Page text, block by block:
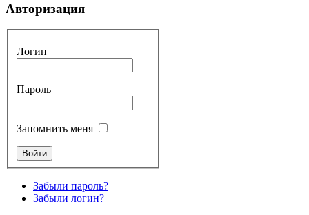
Авторизация
Логин
Пароль
Запомнить меня
Забыли пароль?
Забыли логин?